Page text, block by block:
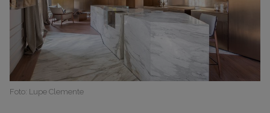
Foto: Lupe Clemente